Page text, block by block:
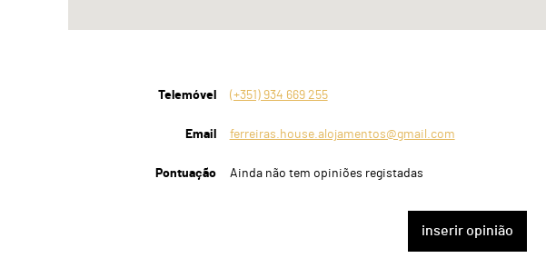
Telemóvel (+351) 934 669 255
Email ferreiras.house.alojamentos@gmail.com
Pontuação Ainda não tem opiniões registadas
inserir opinião